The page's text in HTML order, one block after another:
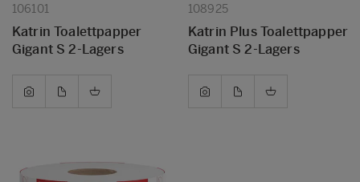
106101
Katrin Toalettpapper
Gigant S 2-Lagers
108925
Katrin Plus Toalettpapper
Gigant S 2-Lagers